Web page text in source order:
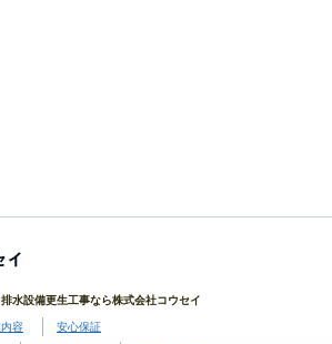
水設備更生工事なら株式会社コウセイ
容
安心保証